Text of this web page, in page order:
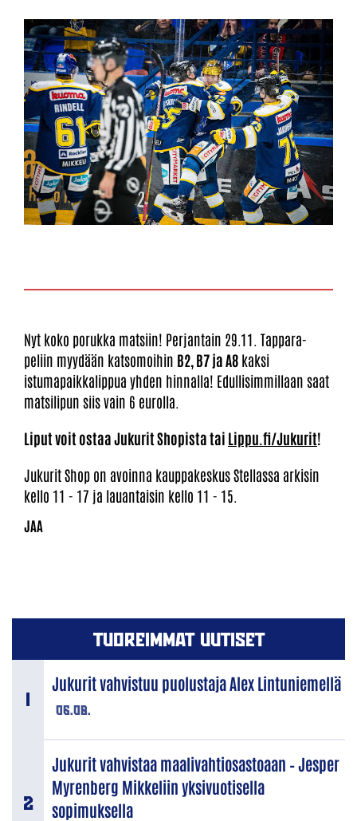
Nyt koko porukka matsiin! Perjantain 29.11. Tappara-
peliin myydään katsomoihin B2, B7 ja A8 kaksi
istumapaikkalippua yhden hinnalla! Edullisimmillaan saat
matsilipun siis vain 6 eurolla.
Liput voit ostaa Jukurit Shopista tai Lippu.fi/Jukurit!
Jukurit Shop on avoinna kauppakeskus Stellassa arkisin
kello 11 - 17 ja lauantaisin kello 11 - 15.
TUOREIMMAT UUTISET
06.08.
Jukurit vahvistuu puolustaja Alex Lintuniemellä
Jukurit vahvistaa maalivahtiosastoaan – Jesper
Myrenberg Mikkeliin yksivuotisella
sopimuksella